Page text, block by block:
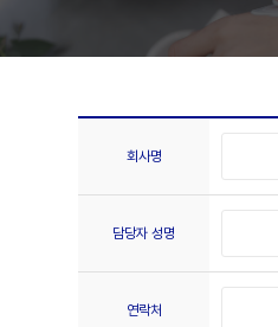
회사명
담당자 성명
연락처